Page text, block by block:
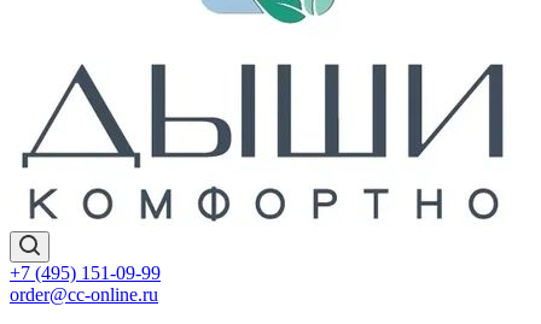
+7 (495) 151-09-99
order@cc-online.ru